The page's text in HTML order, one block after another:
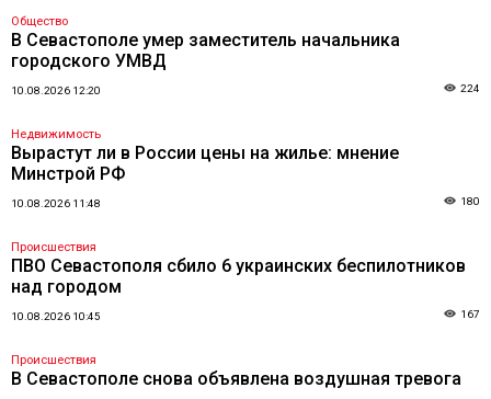
Общество
В Севастополе умер заместитель начальника
городского УМВД
10.08.2026 12:20 224
Недвижимость
Вырастут ли в России цены на жилье: мнение
Минстрой РФ
10.08.2026 11:48 180
Происшествия
ПВО Севастополя сбило 6 украинских беспилотников
над городом
10.08.2026 10:45 167
Происшествия
В Севастополе снова объявлена воздушная тревога